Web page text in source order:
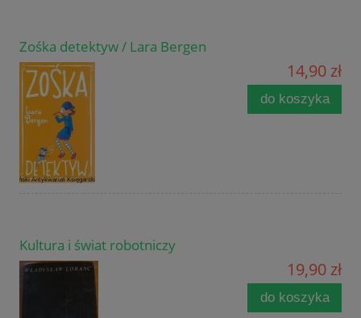
Zośka detektyw / Lara Bergen
14,90 zł
do koszyka
Kultura i świat robotniczy
19,90 zł
do koszyka